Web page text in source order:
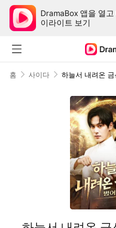
DramaBox 앱을 열
이라이트 보기
홈 사이다